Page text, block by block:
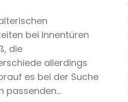
bei Innentüren
die
allerdings
es bei der Suche
passenden...